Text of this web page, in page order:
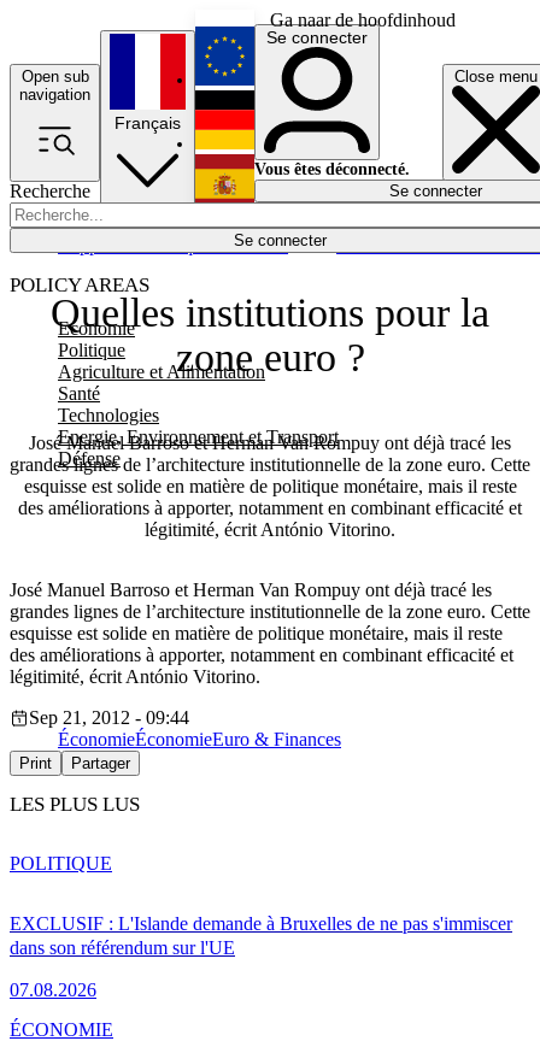
Ga naar de hoofdinhoud
Open sub
navigation
Close menu
Recherche
Se connecter
POLICY AREAS
Economie
Politique
Agriculture et Alimentation
Santé
Technologies
Energie, Environnement et Transport
Défense
Économie
Français
English
Deutsch
Español
Se connecter
Vous êtes déconnecté.
Se connecter
Quelles institutions pour la
zone euro ?
José Manuel Barroso et Herman Van Rompuy ont déjà tracé les
grandes lignes de l’architecture institutionnelle de la zone euro. Cette
esquisse est solide en matière de politique monétaire, mais il reste
des améliorations à apporter, notamment en combinant efficacité et
légitimité, écrit António Vitorino.
José Manuel Barroso et Herman Van Rompuy ont déjà tracé les
grandes lignes de l’architecture institutionnelle de la zone euro. Cette
esquisse est solide en matière de politique monétaire, mais il reste
des améliorations à apporter, notamment en combinant efficacité et
légitimité, écrit António Vitorino.
Sep 21, 2012 - 09:44
ÉconomieÉconomieEuro & Finances
Print Partager
LES PLUS LUS
EXCLUSIF : L'Islande demande à Bruxelles de ne pas s'immiscer
dans son référendum sur l'UE
07.08.2026
POLITIQUE
ÉCONOMIE